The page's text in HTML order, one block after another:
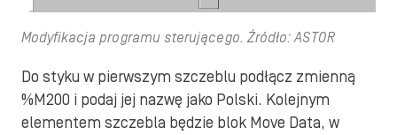
Modyfikacja programu sterującego. Źródło: ASTOR
Do styku w pierwszym szczeblu podłącz zmienną
%M200 i podaj jej nazwę jako Polski. Kolejnym
elementem szczebla będzie blok Move Data, w